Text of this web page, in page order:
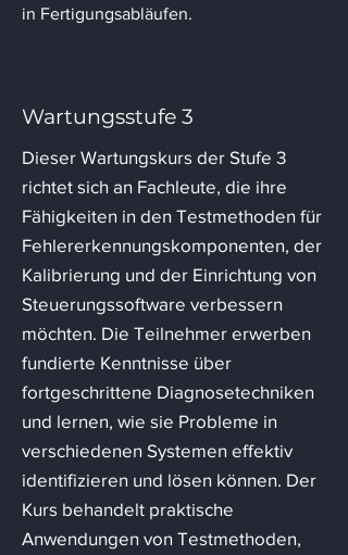
in Fertigungsabläufen.
Wartungsstufe 3
Dieser Wartungskurs der Stufe 3
richtet sich an Fachleute, die ihre
Fähigkeiten in den Testmethoden für
Fehlererkennungskomponenten, der
Kalibrierung und der Einrichtung von
Steuerungssoftware verbessern
möchten. Die Teilnehmer erwerben
fundierte Kenntnisse über
fortgeschrittene Diagnosetechniken
und lernen, wie sie Probleme in
verschiedenen Systemen effektiv
identifizieren und lösen können. Der
Kurs behandelt praktische
Anwendungen von Testmethoden,